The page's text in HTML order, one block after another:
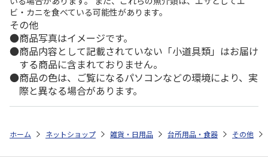
ビ・カニを食べている可能性があります。
その他
商品写真はイメージです。
商品内容として記載されていない「小道具類」はお届け
する商品に含まれておりません。
商品の色は、ご覧になるパソコンなどの環境により、実
際と異なる場合があります。
ホーム ネットショップ 雑貨・日用品 台所用品・食器 その他